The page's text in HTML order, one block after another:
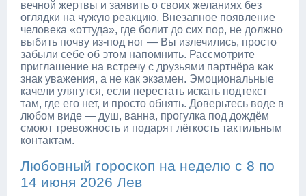
вечной жертвы и заявить о своих желаниях без
оглядки на чужую реакцию. Внезапное появление
человека «оттуда», где болит до сих пор, не должно
выбить почву из-под ног — Вы излечились, просто
забыли себе об этом напомнить. Рассмотрите
приглашение на встречу с друзьями партнёра как
знак уважения, а не как экзамен. Эмоциональные
качели улягутся, если перестать искать подтекст
там, где его нет, и просто обнять. Доверьтесь воде в
любом виде — душ, ванна, прогулка под дождём
смоют тревожность и подарят лёгкость тактильным
контактам.
Любовный гороскоп на неделю с 8 по
14 июня 2026 Лев